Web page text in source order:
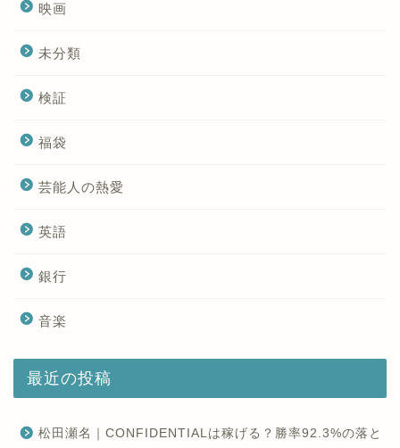
映画
未分類
検証
福袋
芸能人の熱愛
英語
銀行
音楽
最近の投稿
松田瀬名｜CONFIDENTIALは稼げる？勝率92.3%の落と